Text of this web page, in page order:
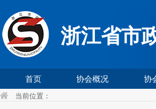
浙江省市
首页 协会概况 协
当前位置：